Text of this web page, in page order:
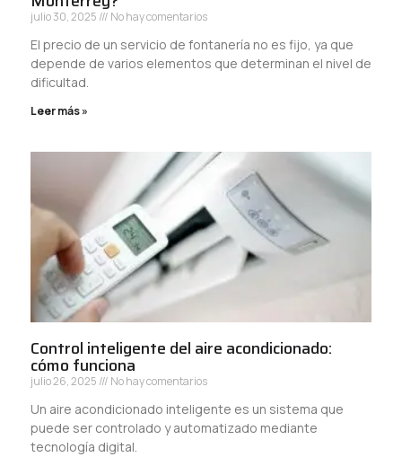
julio 30, 2025 No hay comentarios
El precio de un servicio de fontanería no es fijo, ya que
depende de varios elementos que determinan el nivel de
dificultad.
Leer más »
Control inteligente del aire acondicionado:
cómo funciona
julio 26, 2025 No hay comentarios
Un aire acondicionado inteligente es un sistema que
puede ser controlado y automatizado mediante
tecnología digital.